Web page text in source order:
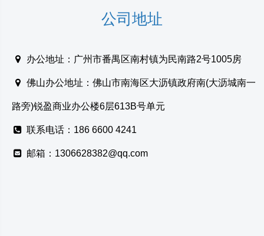
公司地址
办公地址：广州市番禺区南村镇为民南路2号1005房
佛山办公地址：佛山市南海区大沥镇政府南(大沥城南一
路旁)锐盈商业办公楼6层613B号单元
联系电话：186 6600 4241
邮箱：1306628382@qq.com